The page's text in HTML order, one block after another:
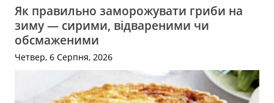
Як правильно заморожувати гриби на
зиму — сирими, відвареними чи
обсмаженими
Четвер, 6 Серпня, 2026